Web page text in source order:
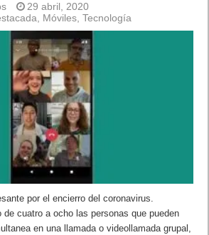
29 abril, 2020
, Móviles,Tecnología
por el encierro del coronavirus.
de cuatro a ocho las personas que pueden
en una llamada o videollamada grupal,